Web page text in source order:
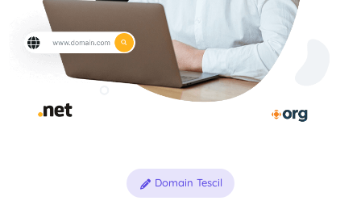
Domain Tescil